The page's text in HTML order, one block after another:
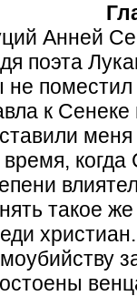
Анней
поэта
не поместил
к
время,
такое